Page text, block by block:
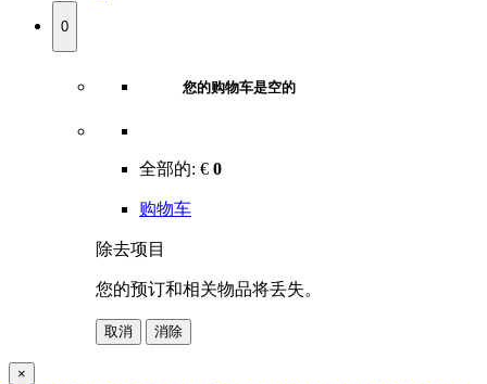
0
您的购物车是空的
全部的: € 0
购物车
除去项目
您的预订和相关物品将丢失。
取消 消除
×